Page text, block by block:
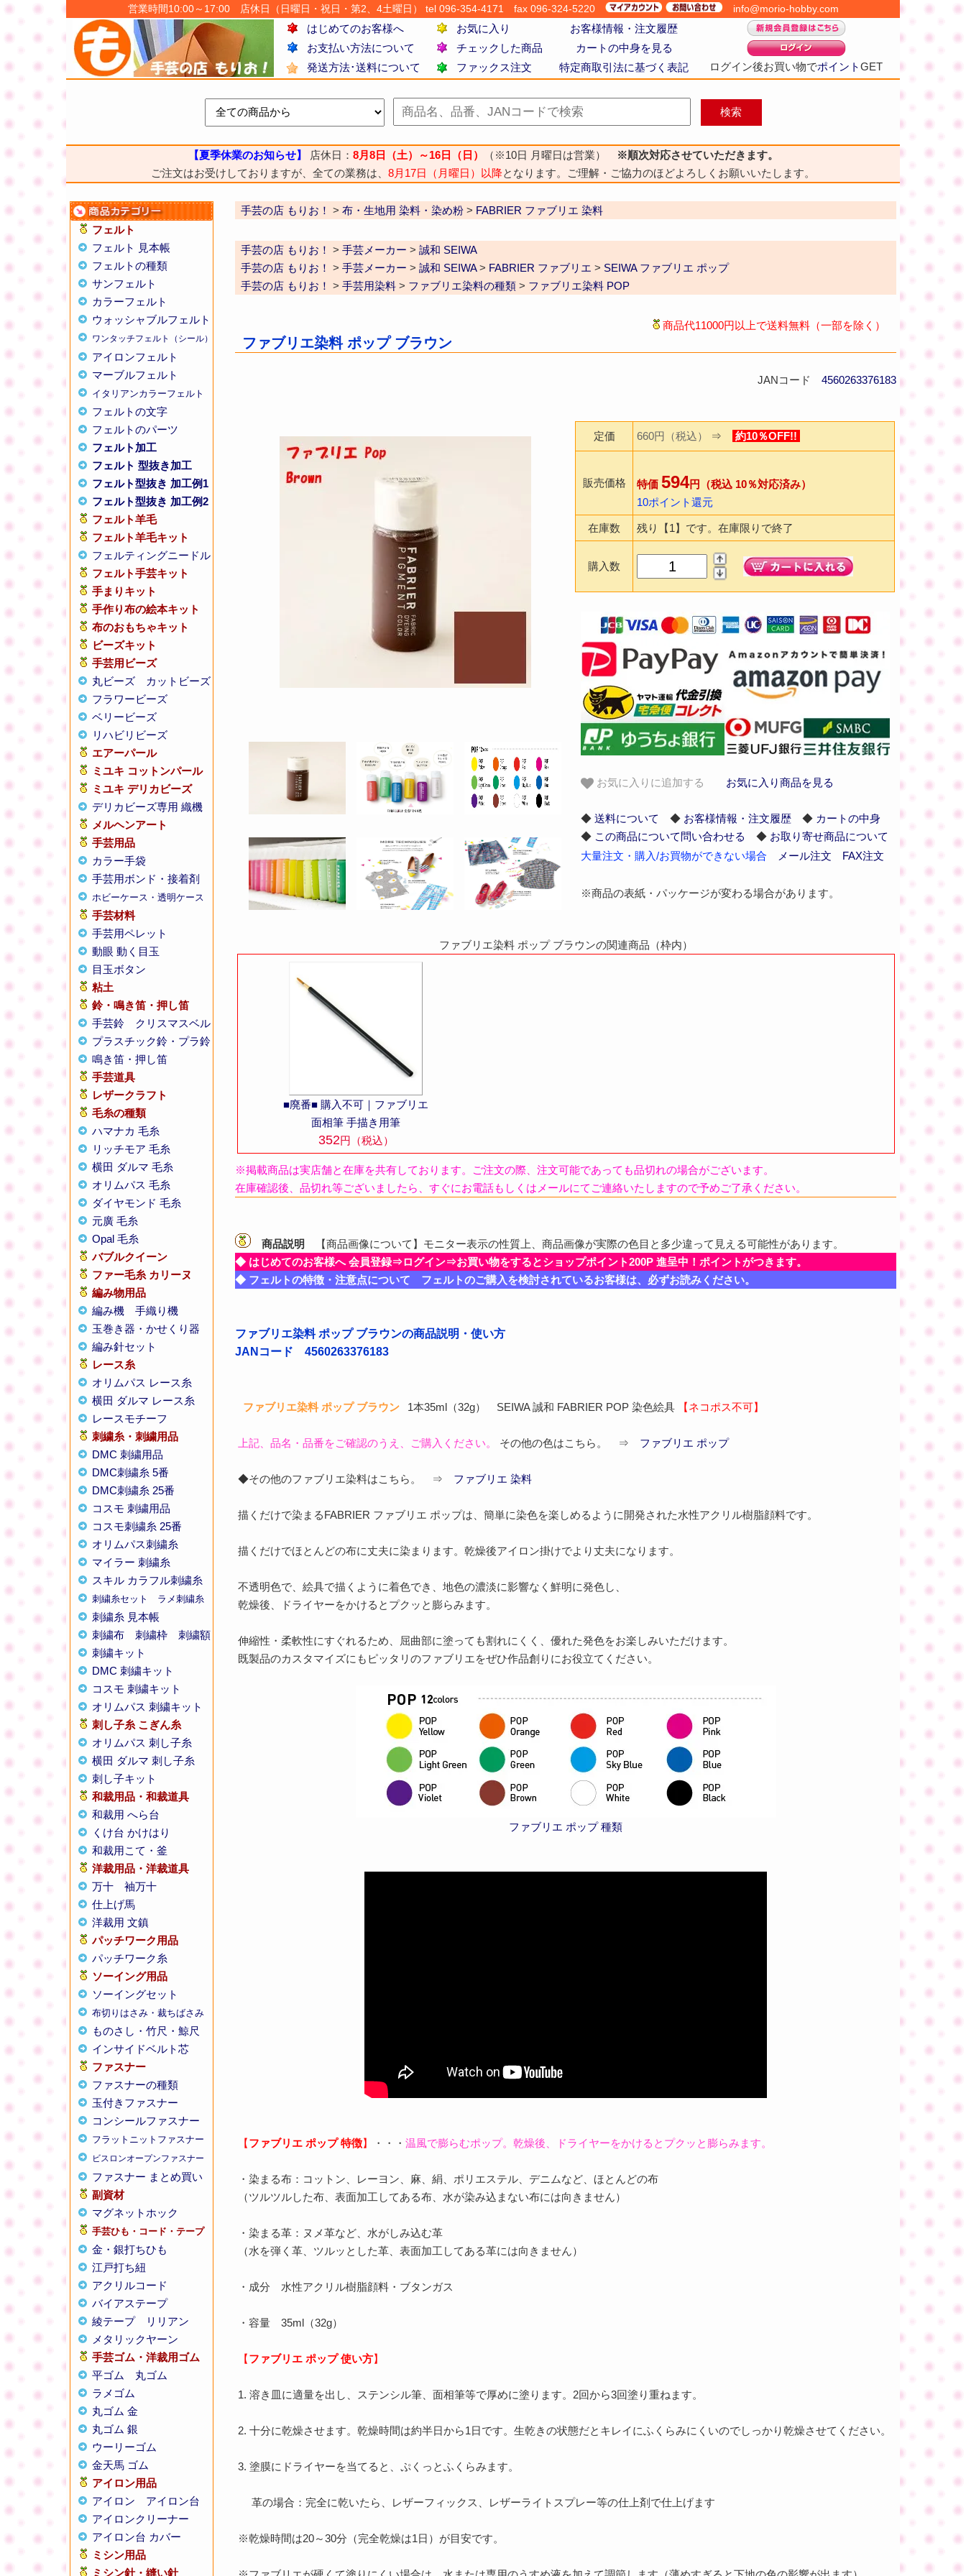
営業時間10:00～17:00 店休日（日曜日・祝日・第2、4土曜日） tel 096-354-4171 fax 096-324-5220 info@morio-hobby.com
はじめてのお客様へ お気に入り お客様情報・注文履歴
ログイン後お買い物でポイントGET
お支払い方法について チェックした商品
カートの中身を見る
発送方法･送料について
ファックス注文 特定商取引法に基づく表記
【夏季休業のお知らせ】 店休日： 8月8日（土）～16日（日） （※10日 月曜日は営業）
※順次対応させていただきます。
ご注文はお受けしておりますが、全ての業務は、 8月17日（月曜日）以降となります。ご理解・ご協力のほどよろしくお願いいたします。
フェルト
フェルト 見本帳
フェルトの種類
サンフェルト
カラーフェルト
ウォッシャブルフェルト
ワンタッチフェルト（シール）
アイロンフェルト
マーブルフェルト
イタリアンカラーフェルト
フェルトの文字
フェルトのパーツ
フェルト加工
フェルト 型抜き加工
フェルト型抜き 加工例1
フェルト型抜き 加工例2
フェルト羊毛
フェルト羊毛キット
フェルティングニードル
フェルト手芸キット
手まりキット
手作り布の絵本キット
布のおもちゃキット
ビーズキット
手芸用ビーズ
丸ビーズ
カットビーズ
フラワービーズ
ベリービーズ
リハビリビーズ
エアーパール
ミユキ コットンパール
ミユキ デリカビーズ
デリカビーズ専用 織機
メルヘンアート
手芸用品
カラー手袋
手芸用ボンド・接着剤
ホビーケース・透明ケース
手芸材料
手芸用ペレット
動眼 動く目玉
目玉ボタン
粘土
鈴・鳴き笛・押し笛
手芸鈴
クリスマスベル
プラスチック鈴・プラ鈴
鳴き笛・押し笛
手芸道具
レザークラフト
毛糸の種類
ハマナカ 毛糸
リッチモア 毛糸
横田 ダルマ 毛糸
オリムパス 毛糸
ダイヤモンド 毛糸
元廣 毛糸
Opal 毛糸
バブルクイーン
ファー毛糸 カリーヌ
編み物用品
編み機
手織り機
玉巻き器・かせくり器
編み針セット
レース糸
オリムパス レース糸
横田 ダルマ レース糸
レースモチーフ
刺繍糸・刺繍用品
DMC 刺繍用品
DMC刺繍糸 5番
DMC刺繍糸 25番
コスモ 刺繍用品
コスモ刺繍糸 25番
オリムパス刺繍糸
マイラー 刺繍糸
スキル カラフル刺繍糸
刺繍糸セット ラメ刺繍糸
刺繍糸 見本帳
刺繍布
刺繍枠
刺繍額
刺繍キット
DMC 刺繍キット
コスモ 刺繍キット
オリムパス 刺繍キット
刺し子糸 こぎん糸
オリムパス 刺し子糸
横田 ダルマ 刺し子糸
刺し子キット
和裁用品・和裁道具
和裁用 へら台
くけ台 かけはり
和裁用こて・釜
洋裁用品・洋裁道具
万十
袖万十
仕上げ馬
洋裁用 文鎮
パッチワーク用品
パッチワーク糸
ソーイング用品
ソーイングセット
布切りはさみ・裁ちばさみ
ものさし・竹尺・鯨尺
インサイドベルト芯
ファスナー
ファスナーの種類
玉付きファスナー
コンシールファスナー
フラットニットファスナー
ビスロンオープンファスナー
ファスナー まとめ買い
副資材
マグネットホック
手芸ひも・コード・テープ
金・銀打ちひも
江戸打ち紐
アクリルコード
バイアステープ
綾テープ
リリアン
メタリックヤーン
手芸ゴム・洋裁用ゴム
平ゴム
丸ゴム
ラメゴム
丸ゴム 金
丸ゴム 銀
ウーリーゴム
金天馬 ゴム
アイロン用品
アイロン
アイロン台
アイロンクリーナー
アイロン台 カバー
ミシン用品
ミシン針・縫い針
手芸の店 もりお！ > 布・生地用 染料・染め粉 > FABRIER ファブリエ 染料
手芸の店 もりお！ > 手芸メーカー > 誠和 SEIWA
手芸の店 もりお！ > 手芸メーカー > 誠和 SEIWA> FABRIER ファブリエ > SEIWA ファブリエ ポップ
手芸の店 もりお！ > 手芸用染料 > ファブリエ染料の種類 > ファブリエ染料 POP
商品代11000円以上で送料無料（一部を除く）
ファブリエ染料 ポップ ブラウン
JANコード 4560263376183
定価 660円（税込） ⇒ 約10％OFF!!
販売価格 特価 594円（税込 10％対応済み）
10ポイント還元
在庫数 残り【1】です。在庫限りで終了
購入数
お気に入りに追加する お気に入り商品を見る
◆ 送料について ◆ お客様情報・注文履歴◆ カートの中身
◆ この商品について問い合わせる ◆ お取り寄せ商品について
大量注文・購入/お買物ができない場合
メール注文 FAX注文
※商品の表紙・パッケージが変わる場合があります。
ファブリエ染料 ポップ ブラウンの関連商品（枠内）
■廃番■ 購入不可｜ファブリエ
面相筆 手描き用筆
352円（税込）
※掲載商品は実店舗と在庫を共有しております。ご注文の際、注文可能であっても品切れの場合がございます。
在庫確認後、品切れ等ございましたら、すぐにお電話もしくはメールにてご連絡いたしますので予めご了承ください。
商品説明
【商品画像について】モニター表示の性質上、商品画像が実際の色目と多少違って見える可能性があります。
◆ はじめてのお客様へ 会員登録⇒ログイン⇒お買い物をするとショップポイント200P 進呈中！ポイントがつきます。
◆ フェルトの特徴・注意点について フェルトのご購入を検討されているお客様は、必ずお読みください。
ファブリエ染料 ポップ ブラウンの商品説明・使い方
JANコード 4560263376183
ファブリエ染料 ポップ ブラウン 1本35ml（32g） SEIWA 誠和 FABRIER POP 染色絵具 【ネコポス不可】
上記、品名・品番をご確認のうえ、ご購入ください。 その他の色はこちら。 ⇒ ファブリエ ポップ
◆その他のファブリエ染料はこちら。 ⇒ ファブリエ 染料
描くだけで染まるFABRIER ファブリエ ポップは、簡単に染色を楽しめるように開発された水性アクリル樹脂顔料です。
描くだけでほとんどの布に丈夫に染まります。乾燥後アイロン掛けでより丈夫になります。
不透明色で、絵具で描くように着色でき、地色の濃淡に影響なく鮮明に発色し、
乾燥後、ドライヤーをかけるとプクッと膨らみます。
伸縮性・柔軟性にすぐれるため、屈曲部に塗っても割れにくく、優れた発色をお楽しみいただけます。
既製品のカスタマイズにもピッタリのファブリエをぜひ作品創りにお役立てください。
ファブリエ ポップ 種類
【ファブリエ ポップ 特徴】 ・・・ 温風で膨らむポップ。乾燥後、ドライヤーをかけるとプクッと膨らみます。
・染まる布：コットン、レーヨン、麻、絹、ポリエステル、デニムなど、ほとんどの布
（ツルツルした布、表面加工してある布、水が染み込まない布には向きません）
・染まる革：ヌメ革など、水がしみ込む革
（水を弾く革、ツルッとした革、表面加工してある革には向きません）
・成分 水性アクリル樹脂顔料・ブタンガス
・容量 35ml（32g）
【ファブリエ ポップ 使い方】
1. 溶き皿に適量を出し、ステンシル筆、面相筆等で厚めに塗ります。2回から3回塗り重ねます。
2. 十分に乾燥させます。乾燥時間は約半日から1日です。生乾きの状態だとキレイにふくらみにくいのでしっかり乾燥させてください。
3. 塗膜にドライヤーを当てると、ぷくっとふくらみます。
革の場合：完全に乾いたら、レザーフィックス、レザーライトスプレー等の仕上剤で仕上げます
※乾燥時間は20～30分（完全乾燥は1日）が目安です。